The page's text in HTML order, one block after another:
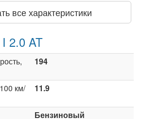
все характеристики
2.0 AT
194
км/
11.9
Бензиновый